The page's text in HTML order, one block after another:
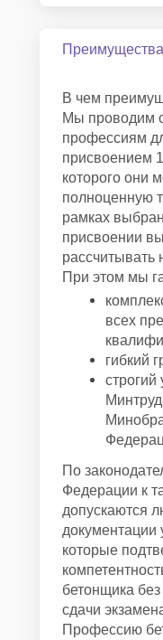
В чем
Мы проводим
профессиям
присвоением
которого они
полноценную
рамках
присвоении
рассчитывать
При этом мы
всех
гибкий
строгий
По
Федерации к
допускаются
документации
которые
бетонщика
сдачи
Профессию